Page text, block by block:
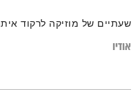
שעתיים של מוזיקה לרקוד
אודיו